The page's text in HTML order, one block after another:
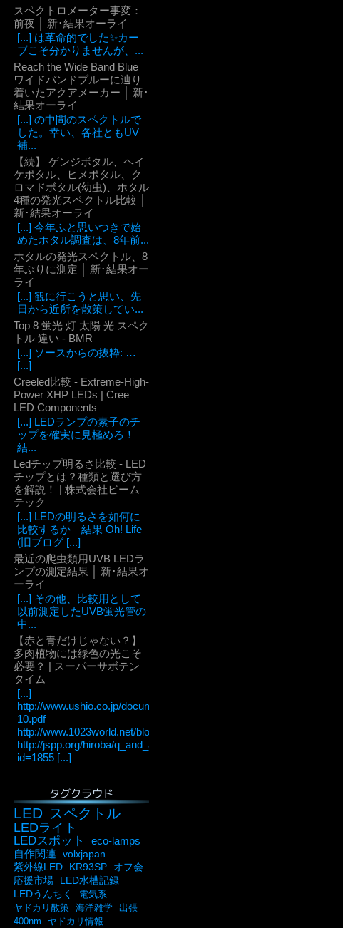
スペクトロメーター事変：
前夜 │ 新･結果オーライ
[...] は革命的でした✨カー
ブこそ分かりませんが、...
Reach the Wide Band Blue
ワイドバンドブルーに辿り
着いたアクアメーカー │ 新･
結果オーライ
[...] の中間のスペクトルで
した。幸い、各社ともUV
補...
【続】 ゲンジボタル、ヘイ
ケボタル、ヒメボタル、ク
ロマドボタル(幼虫)、ホタル
4種の発光スペクトル比較 │
新･結果オーライ
[...] 今年ふと思いつきで始
めたホタル調査は、8年前...
ホタルの発光スペクトル、8
年ぶりに測定 │ 新･結果オー
ライ
[...] 観に行こうと思い、先
日から近所を散策してい...
Top 8 蛍光 灯 太陽 光 スペク
トル 違い - BMR
[...] ソースからの抜粋: …
[...]
Creeled比較 - Extreme-High-
Power XHP LEDs | Cree
LED Components
[...] LEDランプの素子のチ
ップを確実に見極めろ！｜
結...
Ledチップ明るさ比較 - LED
チップとは？種類と選び方
を解説！ | 株式会社ビーム
テック
[...] LEDの明るさを如何に
比較するか｜結果 Oh! Life
(旧ブログ [...]
最近の爬虫類用UVB LEDラ
ンプの測定結果 │ 新･結果オ
ーライ
[...] その他、比較用として
以前測定したUVB蛍光管の
中...
【赤と青だけじゃない？】
多肉植物には緑色の光こそ
必要？ | スーパーサボテン
タイム
[...]
http://www.ushio.co.jp/documents/technology/lightedge/lightedge_36/
10.pdf
http://www.1023world.net/blog/
http://jspp.org/hiroba/q_and_a/detail.html?
id=1855 [...]
タグクラウド
LED スペクトル
LEDライト
LEDスポット
eco-lamps
自作関連
volxjapan
紫外線LED
KR93SP
オフ会
応援市場
LED水槽記録
LEDうんちく
電気系
ヤドカリ散策 海洋雑学 出張
400nm
ヤドカリ情報